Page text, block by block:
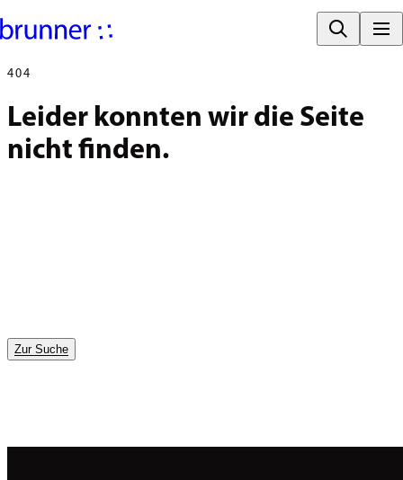
404
Leider konnten wir die Seite
nicht finden.
Zur Suche